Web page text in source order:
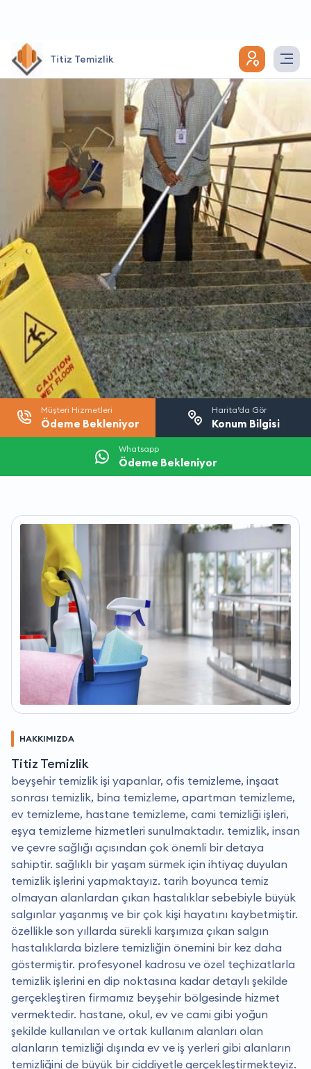
Titiz Temizlik
Müşteri Hizmetleri
Ödeme Bekleniyor
Harita’da Gör
Konum Bilgisi
Whatsapp
Ödeme Bekleniyor
HAKKIMIZDA
Titiz Temizlik
beyşehir temizlik işi yapanlar, ofis temizleme, inşaat
sonrası temizlik, bina temizleme, apartman temizleme,
ev temizleme, hastane temizleme, cami temizliği işleri,
eşya temizleme hizmetleri sunulmaktadır. temizlik, insan
ve çevre sağlığı açısından çok önemli bir detaya
sahiptir. sağlıklı bir yaşam sürmek için ihtiyaç duyulan
temizlik işlerini yapmaktayız. tarih boyunca temiz
olmayan alanlardan çıkan hastalıklar sebebiyle büyük
salgınlar yaşanmış ve bir çok kişi hayatını kaybetmiştir.
özellikle son yıllarda sürekli karşımıza çıkan salgın
hastalıklarda bizlere temizliğin önemini bir kez daha
göstermiştir. profesyonel kadrosu ve özel teçhizatlarla
temizlik işlerini en dip noktasına kadar detaylı şekilde
gerçekleştiren firmamız beyşehir bölgesinde hizmet
vermektedir. hastane, okul, ev ve cami gibi yoğun
şekilde kullanılan ve ortak kullanım alanları olan
alanların temizliği dışında ev ve iş yerleri gibi alanların
temizliğini de büyük bir ciddiyetle gerçekleştirmekteyiz.